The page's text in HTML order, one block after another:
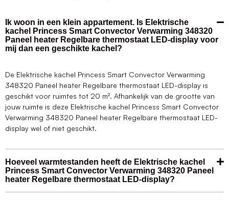
Ik woon in een klein appartement. Is Elektrische
kachel Princess Smart Convector Verwarming 348320
Paneel heater Regelbare thermostaat LED-display voor
mij dan een geschikte kachel?
De Elektrische kachel Princess Smart Convector Verwarming
348320 Paneel heater Regelbare thermostaat LED-display is
geschikt voor ruimtes tot 20 m². Afhankelijk van de grootte van
jouw ruimte is deze Elektrische kachel Princess Smart Convector
Verwarming 348320 Paneel heater Regelbare thermostaat LED-
display wel of niet geschikt.
Hoeveel warmtestanden heeft de Elektrische kachel
Princess Smart Convector Verwarming 348320 Paneel
heater Regelbare thermostaat LED-display?